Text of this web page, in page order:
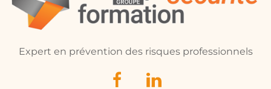
Expert en prévention des risques professionnels